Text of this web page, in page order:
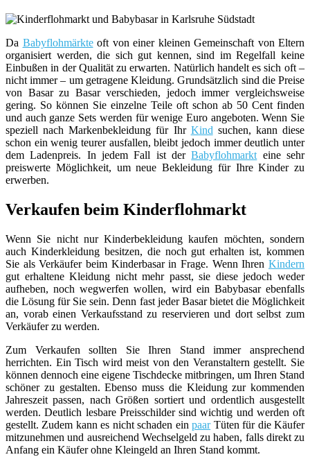
Da Babyflohmärkteoft von einer kleinen Gemeinschaft von Eltern
organisiert werden, die sich gut kennen, sind im Regelfall keine
Einbußen in der Qualität zu erwarten. Natürlich handelt es sich oft –
nicht immer – um getragene Kleidung. Grundsätzlich sind die Preise
von Basar zu Basar verschieden, jedoch immer vergleichsweise
gering. So können Sie einzelne Teile oft schon ab 50 Cent finden
und auch ganze Sets werden für wenige Euro angeboten. Wenn Sie
speziell nach Markenbekleidung für Ihr Kind suchen, kann diese
schon ein wenig teurer ausfallen, bleibt jedoch immer deutlich unter
dem Ladenpreis. In jedem Fall ist derBabyflohmarkt eine sehr
preiswerte Möglichkeit, um neue Bekleidung für Ihre Kinder zu
erwerben.
Verkaufen beim Kinderflohmarkt
Wenn Sie nicht nur Kinderbekleidung kaufen möchten, sondern
auch Kinderkleidung besitzen, die noch gut erhalten ist, kommen
Sie als Verkäufer beim Kinderbasar in Frage. Wenn Ihren Kindern
gut erhaltene Kleidung nicht mehr passt, sie diese jedoch weder
aufheben, noch wegwerfen wollen, wird ein Babybasar ebenfalls
die Lösung für Sie sein. Denn fast jeder Basar bietet die Möglichkeit
an, vorab einen Verkaufsstand zu reservieren und dort selbst zum
Verkäufer zu werden.
Zum Verkaufen sollten Sie Ihren Stand immer ansprechend
herrichten. Ein Tisch wird meist von den Veranstaltern gestellt. Sie
können dennoch eine eigene Tischdecke mitbringen, um Ihren Stand
schöner zu gestalten. Ebenso muss die Kleidung zur kommenden
Jahreszeit passen, nach Größen sortiert und ordentlich ausgestellt
werden. Deutlich lesbare Preisschilder sind wichtig und werden oft
gestellt. Zudem kann es nicht schaden einpaarTüten für die Käufer
mitzunehmen und ausreichend Wechselgeld zu haben, falls direkt zu
Anfang ein Käufer ohne Kleingeld an Ihren Stand kommt.